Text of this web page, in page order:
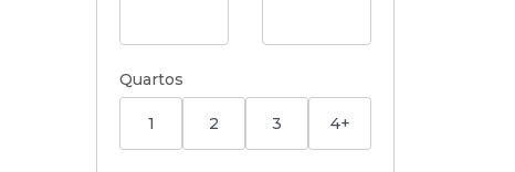
Quartos
1 2 3 4+